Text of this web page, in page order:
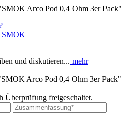
Arco Pod 0,4 Ohm 3er Pack"
SMOK
und diskutieren... mehr
Arco Pod 0,4 Ohm 3er Pack"
Überprüfung freigeschaltet.